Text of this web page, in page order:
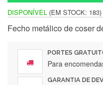
DISPONÍVEL (EM STOCK: 183)
Fecho metálico de coser
PORTES
Para
GARANTIA DE